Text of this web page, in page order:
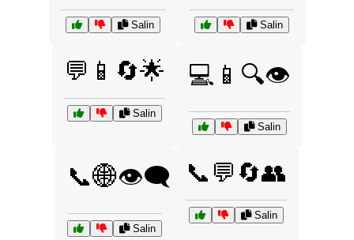
Salin Salin
💬📱🔄🌟
Salin
💻📱🔍👁️
Salin
📞🌐👁️‍🗨️
Salin
📞💬🔄👥
Salin